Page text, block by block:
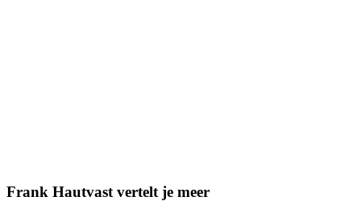
Frank Hautvast vertelt je meer